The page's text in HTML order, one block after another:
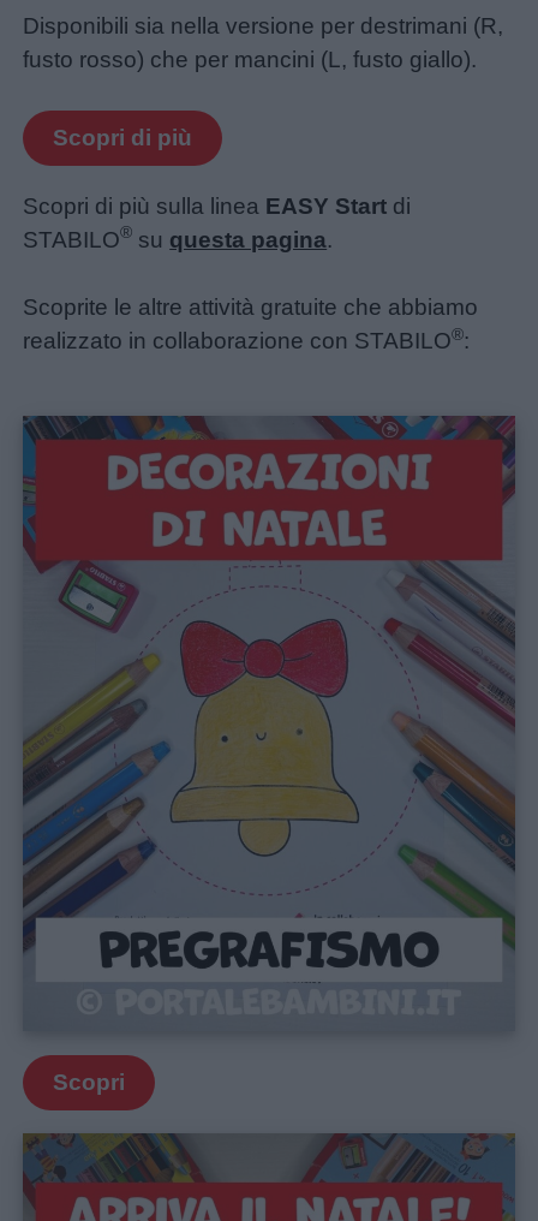
Disponibili sia nella versione per destrimani (R,
fusto rosso) che per mancini (L, fusto giallo).
Scopri di più
Scopri di più sulla linea EASY Start di
STABILO® su questa pagina.
Scoprite le altre attività gratuite che abbiamo
realizzato in collaborazione con STABILO®:
Scopri